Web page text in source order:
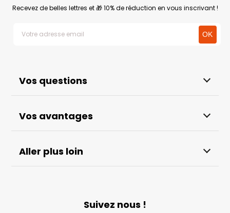
Vos questions
Vos avantages
Aller plus loin
Recevez de belles lettres et 🎁 10% de réduction en vous inscrivant !
Suivez nous !